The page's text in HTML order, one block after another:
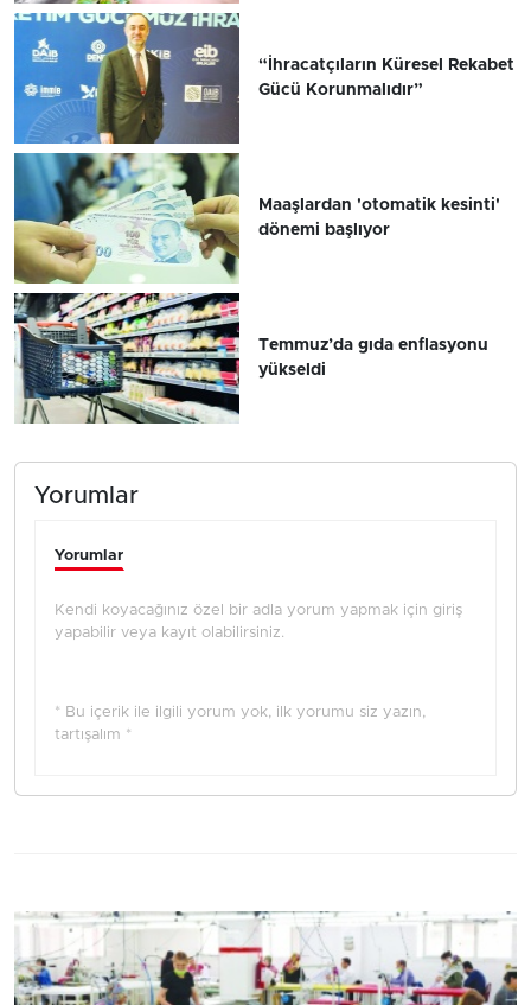
“İhracatçıların Küresel Rekabet
Gücü Korunmalıdır”
Maaşlardan 'otomatik kesinti'
dönemi başlıyor
Temmuz’da gıda enflasyonu
yükseldi
Yorumlar
Yorumlar
Kendi koyacağınız özel bir adla yorum yapmak için giriş
yapabilir veya kayıt olabilirsiniz.
* Bu içerik ile ilgili yorum yok, ilk yorumu siz yazın,
tartışalım *